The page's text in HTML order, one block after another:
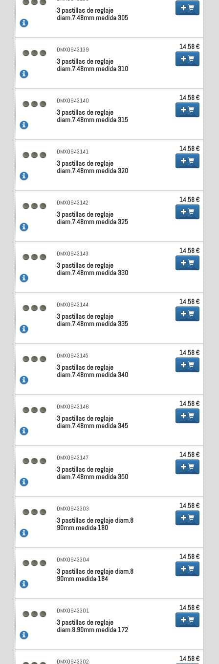
3 pastillas de reglaje
diam.7.48mm medida 305
DMX0943139
3 pastillas de reglaje
diam.7.48mm medida 310
14.58 €
DMX0943140
3 pastillas de reglaje
diam.7.48mm medida 315
14.58 €
DMX0943141
3 pastillas de reglaje
diam.7.48mm medida 320
14.58 €
DMX0943142
3 pastillas de reglaje
diam.7.48mm medida 325
14.58 €
DMX0943143
3 pastillas de reglaje
diam.7.48mm medida 330
14.58 €
DMX0943144
3 pastillas de reglaje
diam.7.48mm medida 335
14.58 €
DMX0943145
3 pastillas de reglaje
diam.7.48mm medida 340
14.58 €
DMX0943146
3 pastillas de reglaje
diam.7.48mm medida 345
14.58 €
DMX0943147
3 pastillas de reglaje
diam.7.48mm medida 350
14.58 €
DMX0943303
3 pastillas de reglaje diam.8
90mm medida 180
14.58 €
DMX0943304
3 pastillas de reglaje diam.8
90mm medida 184
14.58 €
DMX0943301
3 pastillas de reglaje
diam.8.90mm medida 172
14.58 €
DMX0943302 14.58 €